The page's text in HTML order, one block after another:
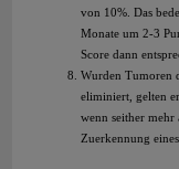
von 10%. Das
Monate um 2-3
Score dann
Wurden Tumoren
eliminiert, gelten
wenn seither mehr
Zuerkennung